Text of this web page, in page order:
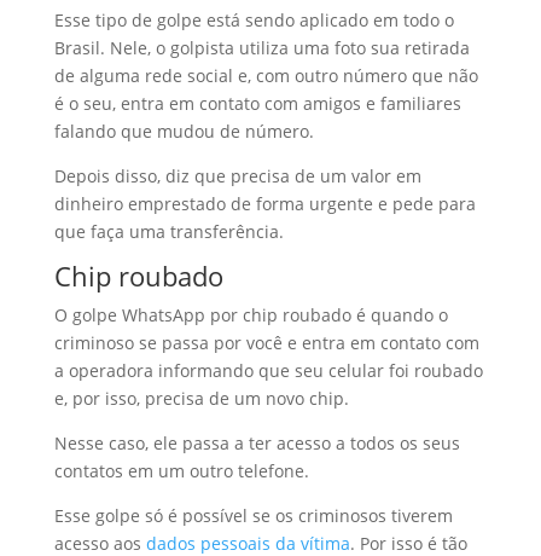
Esse tipo de golpe está sendo aplicado em todo o
Brasil. Nele, o golpista utiliza uma foto sua retirada
de alguma rede social e, com outro número que não
é o seu, entra em contato com amigos e familiares
falando que mudou de número.
Depois disso, diz que precisa de um valor em
dinheiro emprestado de forma urgente e pede para
que faça uma transferência.
Chip roubado
O golpe WhatsApp por chip roubado é quando o
criminoso se passa por você e entra em contato com
a operadora informando que seu celular foi roubado
e, por isso, precisa de um novo chip.
Nesse caso, ele passa a ter acesso a todos os seus
contatos em um outro telefone.
Esse golpe só é possível se os criminosos tiverem
acesso aos dados pessoais da vítima. Por isso é tão